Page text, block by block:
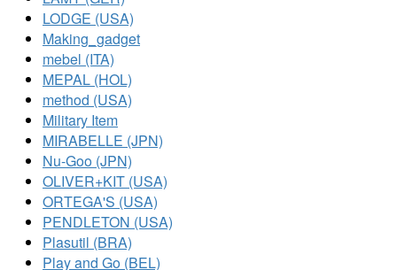
LODGE (USA)
Making_gadget
mebel (ITA)
MEPAL (HOL)
method (USA)
Military Item
MIRABELLE (JPN)
Nu-Goo (JPN)
OLIVER+KIT (USA)
ORTEGA'S (USA)
PENDLETON (USA)
Plasutil (BRA)
Play and Go (BEL)